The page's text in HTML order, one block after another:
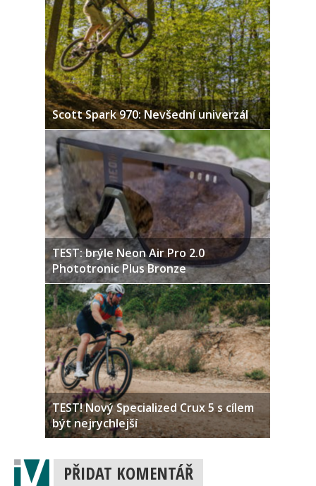
Scott Spark 970: Nevšední univerzál
TEST: brýle Neon Air Pro 2.0
Phototronic Plus Bronze
TEST! Nový Specialized Crux 5 s cílem
být nejrychlejší
PŘIDAT KOMENTÁŘ